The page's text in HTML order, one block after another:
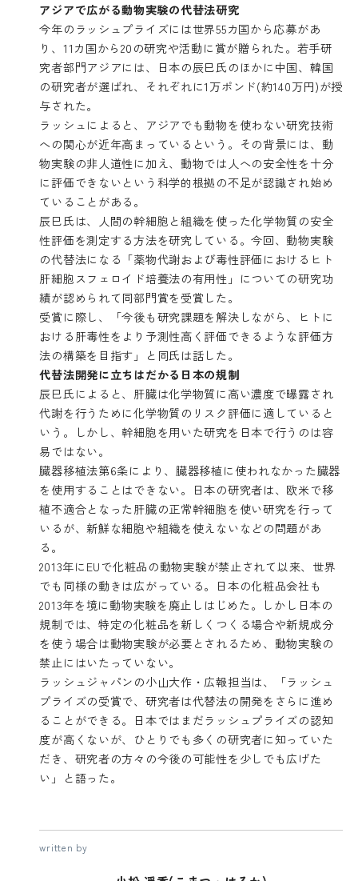
アジアで広がる動物実験の代替法研究
今年のラッシュプライズには世界55カ国から応募があ
り、11カ国から20の研究や活動に賞が贈られた。若手研
究者部門アジアには、日本の辰巳氏のほかに中国、韓国
の研究者が選ばれ、それぞれに1万ポンド(約140万円)が授
与された。
ラッシュによると、アジアでも動物を使わない研究技術
への関心が近年高まっているという。その背景には、動
物実験の非人道性に加え、動物では人への安全性を十分
に評価できないという科学的根拠の不足が認識され始め
ていることがある。
辰巳氏は、人間の幹細胞と組織を使った化学物質の安全
性評価を測定する方法を研究している。今回、動物実験
の代替法になる「薬物代謝および毒性評価におけるヒト
肝細胞スフェロイド培養法の有用性」についての研究功
績が認められて同部門賞を受賞した。
受賞に際し、「今後も研究課題を解決しながら、ヒトに
おける肝毒性をより予測性高く評価できるような評価方
法の構築を目指す」と同氏は話した。
代替法開発に立ちはだかる日本の規制
辰巳氏によると、肝臓は化学物質に高い濃度で曝露され
代謝を行うために化学物質のリスク評価に適していると
いう。しかし、幹細胞を用いた研究を日本で行うのは容
易ではない。
臓器移植法第6条により、臓器移植に使われなかった臓器
を使用することはできない。日本の研究者は、欧米で移
植不適合となった肝臓の正常幹細胞を使い研究を行って
いるが、新鮮な細胞や組織を使えないなどの問題があ
る。
2013年にEUで化粧品の動物実験が禁止されて以来、世界
でも同様の動きは広がっている。日本の化粧品会社も
2013年を境に動物実験を廃止しはじめた。しかし日本の
規制では、特定の化粧品を新しくつくる場合や新規成分
を使う場合は動物実験が必要とされるため、動物実験の
禁止にはいたっていない。
ラッシュジャパンの小山大作・広報担当は、「ラッシュ
プライズの受賞で、研究者は代替法の開発をさらに進め
ることができる。日本ではまだラッシュプライズの認知
度が高くないが、ひとりでも多くの研究者に知っていた
だき、研究者の方々の今後の可能性を少しでも広げた
い」と語った。
written by